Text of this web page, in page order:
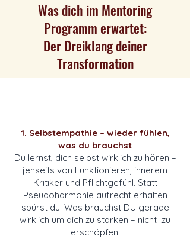
Was dich im Mentoring
Programm erwartet:
Der Dreiklang deiner
Transformation
1. Selbstempathie – wieder fühlen,
was du brauchst
Du lernst, dich selbst wirklich zu hören –
jenseits von Funktionieren, innerem
Kritiker und Pflichtgefühl. Statt
Pseudoharmonie aufrecht erhalten
spürst du: Was brauchst DU gerade
wirklich um dich zu stärken – nicht zu
erschöpfen.